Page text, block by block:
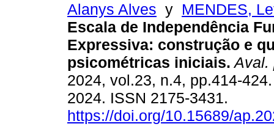
Alanys Alves y MENDES,
Escala de Independência
Expressiva: construção e
psicométricas iniciais. Aval.
2024, vol.23, n.4, pp.414-
2024. ISSN 2175-3431.
https://doi.org/10.15689/